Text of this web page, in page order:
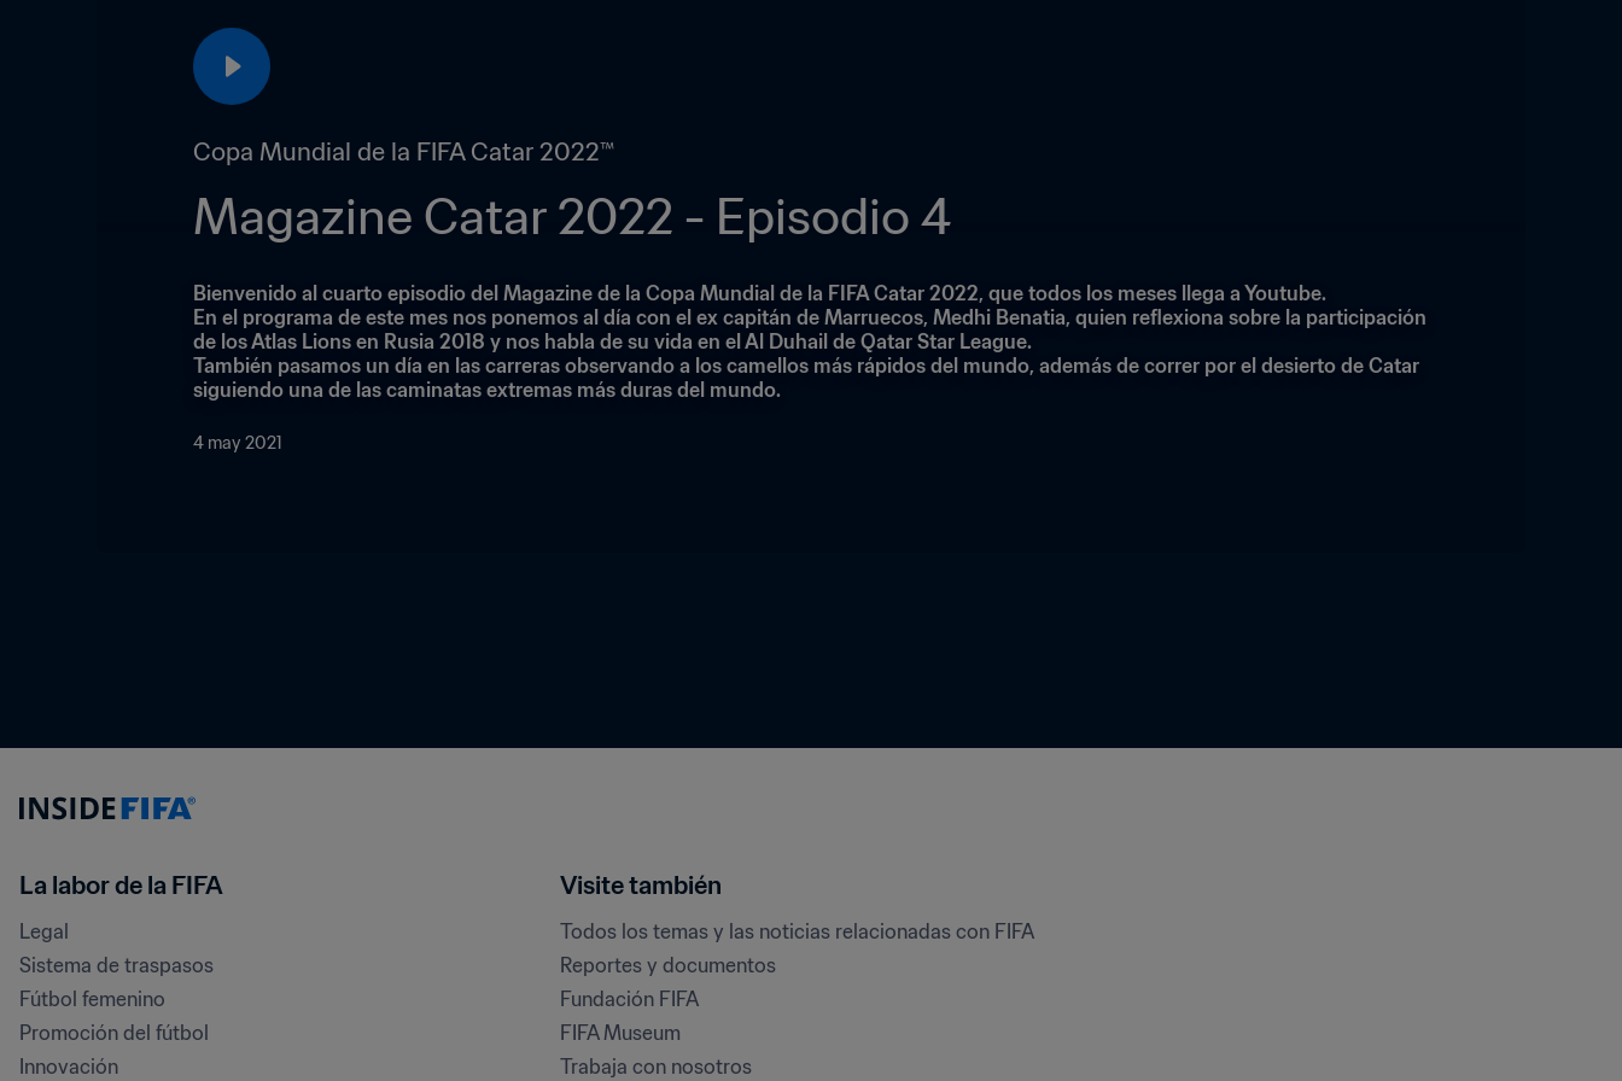
Copa Mundial de la FIFA Catar 2022™
Magazine Catar 2022 - Episodio 4
Bienvenido al cuarto episodio del Magazine de la Copa Mundial de la FIFA Catar 2022, que todos los meses llega a Youtube.
En el programa de este mes nos ponemos al día con el ex capitán de Marruecos, Medhi Benatia, quien reflexiona sobre la participación
de los Atlas Lions en Rusia 2018 y nos habla de su vida en el Al Duhail de Qatar Star League.
También pasamos un día en las carreras observando a los camellos más rápidos del mundo, además de correr por el desierto de Catar
siguiendo una de las caminatas extremas más duras del mundo.
4 may 2021
La labor de la FIFA
Legal
Sistema de traspasos
Fútbol femenino
Promoción del fútbol
Innovación
Visite también
Todos los temas y las noticias relacionadas con FIFA
Reportes y documentos
Fundación FIFA
FIFA Museum
Trabaja con nosotros